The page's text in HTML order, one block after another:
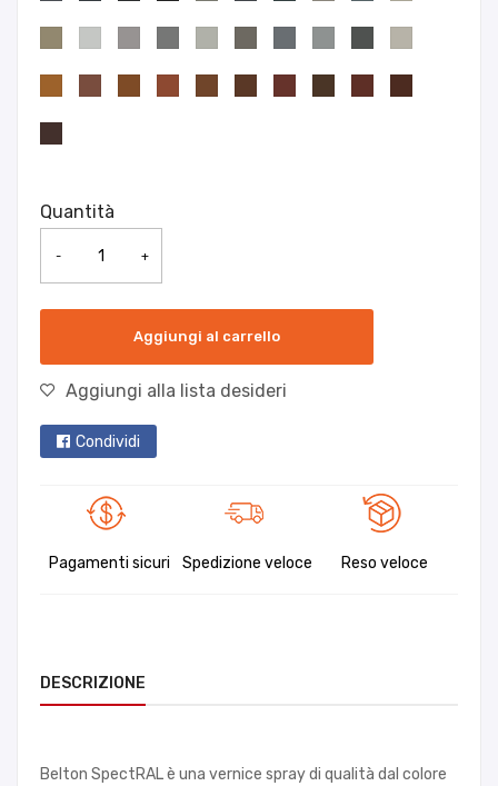
Quantità
- +
Aggiungi al carrello
Aggiungi alla lista desideri
Condividi
Pagamenti sicuri Spedizione veloce Reso veloce
DESCRIZIONE
Belton SpectRAL è una vernice spray di qualità dal colore